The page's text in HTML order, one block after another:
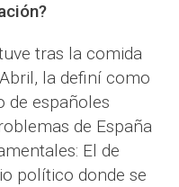
tras la comida
la definí como
de españoles
de España
El de
político donde se